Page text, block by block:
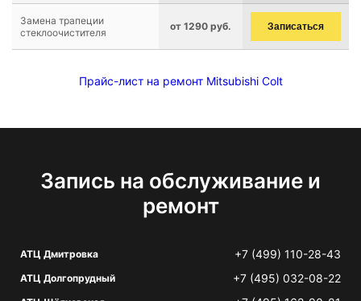
Замена трапеции
стеклоочистителя
от 1290 руб. Записаться
Прайс-лист на ремонт Mitsubishi Colt
Запись на обслуживание и
ремонт
АТЦ Дмитровка +7 (499) 110-28-43
АТЦ Долгопрудный +7 (495) 032-08-22